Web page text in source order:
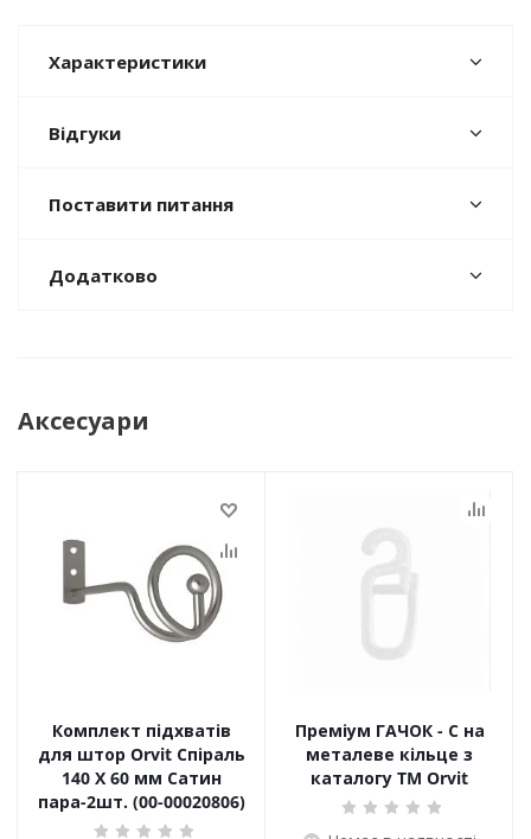
Характеристики
Відгуки
Поставити питання
Додатково
Аксесуари
Комплект підхватів
для штор Orvit Спіраль
140 Х 60 мм Сатин
пара-2шт. (00-00020806)
Преміум ГАЧОК - С на
металеве кільце з
каталогу TM Orvit